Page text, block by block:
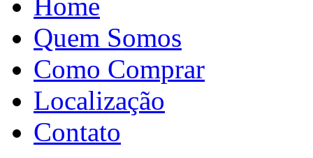
Quem Somos
Como Comprar
Localização
Contato